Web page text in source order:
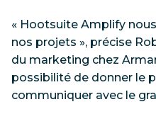
« Hootsuite Amplify
nos projets », précise
du marketing chez
possibilité de donner le
communiquer avec le